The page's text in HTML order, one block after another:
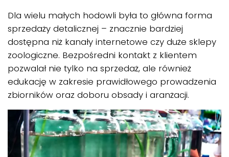
Dla wielu małych hodowli była to główna forma
sprzedaży detalicznej – znacznie bardziej
dostępna niż kanały internetowe czy duże sklepy
zoologiczne. Bezpośredni kontakt z klientem
pozwalał nie tylko na sprzedaż, ale również
edukację w zakresie prawidłowego prowadzenia
zbiorników oraz doboru obsady i aranżacji.